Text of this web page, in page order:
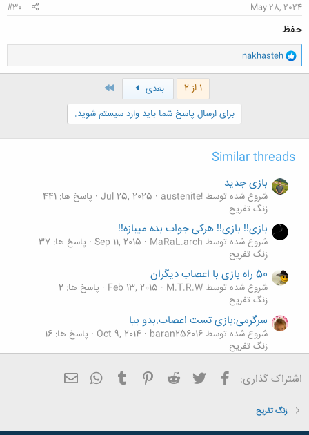
May 28, 2024
#30
حفظ
و
ا
ک
nakhasteh
1 از 2 بعدی
برای ارسال پاسخ شما باید وارد سیستم شوید.
Similar threads
بازی جدید
شروع شده توسط !austenite Jul 25, 2025 پاسخ ها: 441
زنگ تفريح
بازی!! بازی!! هرکی جواب بده میبازه!!
شروع شده توسط MaRaL.arch Sep 11, 2015 پاسخ ها: 37
زنگ تفريح
50 راه بازی با اعصاب دیگران
شروع شده توسط M.T.R.W Feb 13, 2015
پاسخ ها: 2
زنگ تفريح
سرگرمی:بازی تست اعصاب.بدو بیا
شروع شده توسط baran256016 Oct 9, 2014
پاسخ ها: 16
زنگ تفريح
آهنگ بازی.....
شروع شده توسط amir.18.99 Aug 28, 2014 پاسخ ها: 10
اشتراک گذاری: فیسبوک تویتر Reddit
Pinterest
Tumblr
WhatsApp
زنگ تفريح